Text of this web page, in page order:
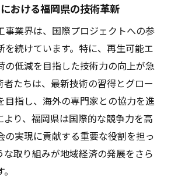
ネルギーが牽引するプラント工
社会に向けたエネルギー利用の
経済成長を両立するプラント工
おける再生可能エネルギーのプロ
事が支えるクリーンエネルギー
おける福岡県の技術革新
事業界は、国際プロジェクトへの参
を続けています。特に、再生可能エ
の低減を目指した技術力の向上が急
者たちは、最新技術の習得とグロー
目指し、海外の専門家との協力を進
より、福岡県は国際的な競争力を高
の実現に貢献する重要な役割を担っ
な取り組みが地域経済の発展をさら